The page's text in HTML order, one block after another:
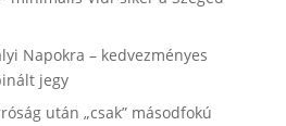
Napokra – kedvezményes
jegy
után „csak” másodfokú